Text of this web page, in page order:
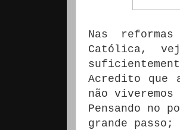
Nas
Católica,
Acredito que
não
Pensando no
grande